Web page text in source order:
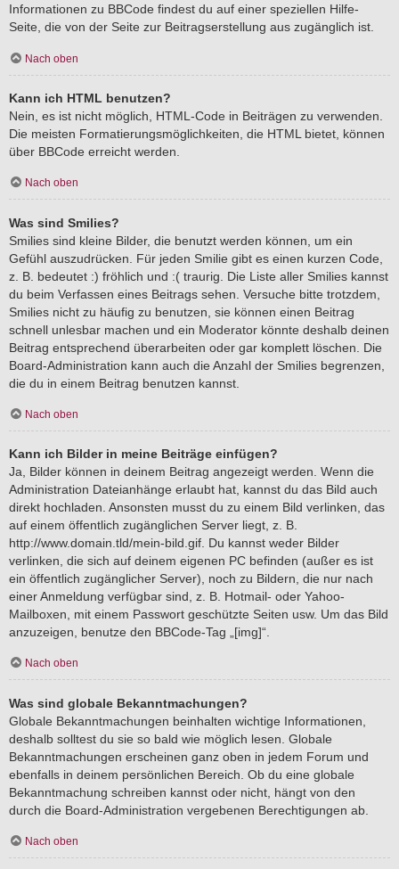
Informationen zu BBCode findest du auf einer speziellen Hilfe-
Seite, die von der Seite zur Beitragserstellung aus zugänglich ist.
Nach oben
Kann ich HTML benutzen?
Nein, es ist nicht möglich, HTML-Code in Beiträgen zu verwenden.
Die meisten Formatierungsmöglichkeiten, die HTML bietet, können
über BBCode erreicht werden.
Nach oben
Was sind Smilies?
Smilies sind kleine Bilder, die benutzt werden können, um ein
Gefühl auszudrücken. Für jeden Smilie gibt es einen kurzen Code,
z. B. bedeutet :) fröhlich und :( traurig. Die Liste aller Smilies kannst
du beim Verfassen eines Beitrags sehen. Versuche bitte trotzdem,
Smilies nicht zu häufig zu benutzen, sie können einen Beitrag
schnell unlesbar machen und ein Moderator könnte deshalb deinen
Beitrag entsprechend überarbeiten oder gar komplett löschen. Die
Board-Administration kann auch die Anzahl der Smilies begrenzen,
die du in einem Beitrag benutzen kannst.
Nach oben
Kann ich Bilder in meine Beiträge einfügen?
Ja, Bilder können in deinem Beitrag angezeigt werden. Wenn die
Administration Dateianhänge erlaubt hat, kannst du das Bild auch
direkt hochladen. Ansonsten musst du zu einem Bild verlinken, das
auf einem öffentlich zugänglichen Server liegt, z. B.
http://www.domain.tld/mein-bild.gif. Du kannst weder Bilder
verlinken, die sich auf deinem eigenen PC befinden (außer es ist
ein öffentlich zugänglicher Server), noch zu Bildern, die nur nach
einer Anmeldung verfügbar sind, z. B. Hotmail- oder Yahoo-
Mailboxen, mit einem Passwort geschützte Seiten usw. Um das Bild
anzuzeigen, benutze den BBCode-Tag „[img]“.
Nach oben
Was sind globale Bekanntmachungen?
Globale Bekanntmachungen beinhalten wichtige Informationen,
deshalb solltest du sie so bald wie möglich lesen. Globale
Bekanntmachungen erscheinen ganz oben in jedem Forum und
ebenfalls in deinem persönlichen Bereich. Ob du eine globale
Bekanntmachung schreiben kannst oder nicht, hängt von den
durch die Board-Administration vergebenen Berechtigungen ab.
Nach oben